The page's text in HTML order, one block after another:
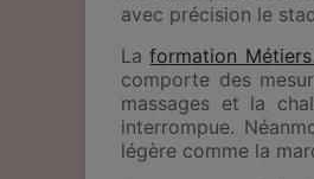
avec précision le
Laformation
comporte des
massages et la
interrompue.
légère comme la